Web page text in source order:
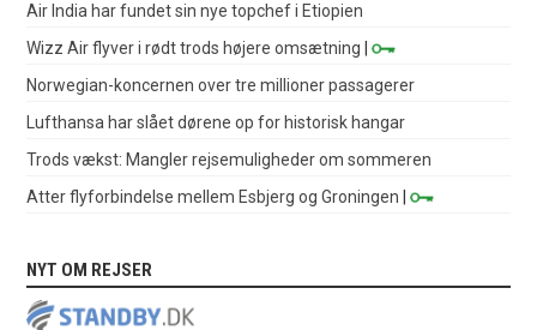
Air India har fundet sin nye topchef i Etiopien
Wizz Air flyver i rødt trods højere omsætning |
Norwegian-koncernen over tre millioner passagerer
Lufthansa har slået dørene op for historisk hangar
Trods vækst: Mangler rejsemuligheder om sommeren
Atter flyforbindelse mellem Esbjerg og Groningen |
NYT OM REJSER